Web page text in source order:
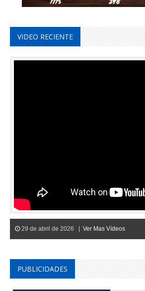
VIDEO RECIENTE
29 de abril de 2026 | Ver Mas Vídeos
PUBLICIDADES